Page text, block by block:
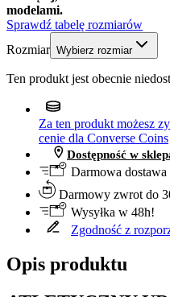
modelami.
Sprawdź tabelę rozmiarów
Rozmiar Wybierz rozmiar
Ten produkt jest obecnie
Za ten produkt możesz
cenie dla Converse Coins
Dostępność w
Darmowa dostawa
Darmowy zwrot do
Wysyłka w 48h!
Zgodność z
Opis produktu